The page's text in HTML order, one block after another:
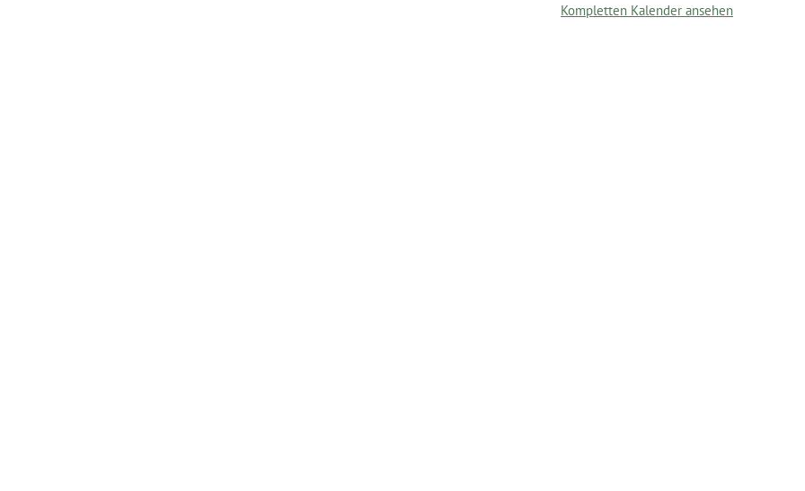
Kompletten Kalender ansehen